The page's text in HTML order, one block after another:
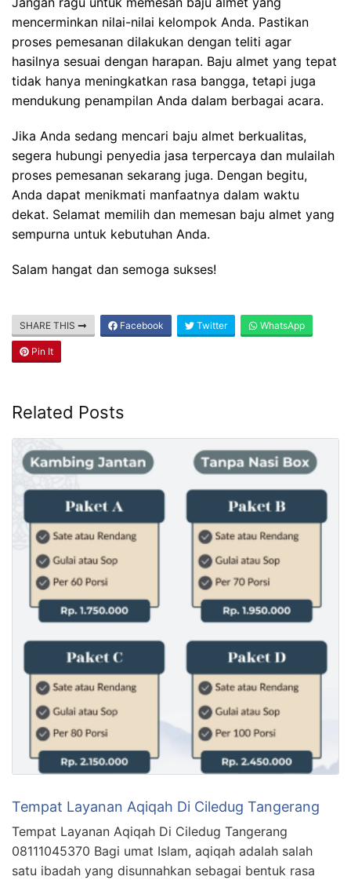
mencerminkan nilai-nilai kelompok Anda. Pastikan
proses pemesanan dilakukan dengan teliti agar
hasilnya sesuai dengan harapan. Baju almet yang tepat
tidak hanya meningkatkan rasa bangga, tetapi juga
mendukung penampilan Anda dalam berbagai acara.
Jika Anda sedang mencari baju almet berkualitas,
segera hubungi penyedia jasa terpercaya dan mulailah
proses pemesanan sekarang juga. Dengan begitu,
Anda dapat menikmati manfaatnya dalam waktu
dekat. Selamat memilih dan memesan baju almet yang
sempurna untuk kebutuhan Anda.
Salam hangat dan semoga sukses!
SHARE THIS Facebook Twitter WhatsApp
Pin It
Related Posts
Tempat Layanan Aqiqah Di Ciledug Tangerang
Tempat Layanan Aqiqah Di Ciledug Tangerang
08111045370 Bagi umat Islam, aqiqah adalah salah
satu ibadah yang disunnahkan sebagai bentuk rasa